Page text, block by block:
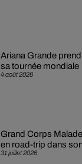
4 août 2026
Ariana Grande
sa tournée mondiale
31 juillet 2026
Grand Corps
en road-trip dans